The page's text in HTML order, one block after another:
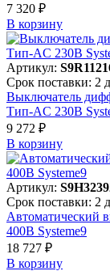
7 320 ₽
В корзинy
Артикул:
Срок поставки: 2
Выключатель
Тип-AC 230В
9 272 ₽
В корзинy
Артикул:
Срок поставки: 2
Автоматический
400В Systeme9
18 727 ₽
В корзинy